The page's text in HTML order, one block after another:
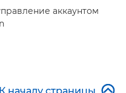
аккаунтом
К началу страницы 